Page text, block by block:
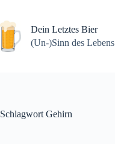
springenDein Letztes Bier
(Un-)Sinn des Lebens
Schlagwort Gehirn